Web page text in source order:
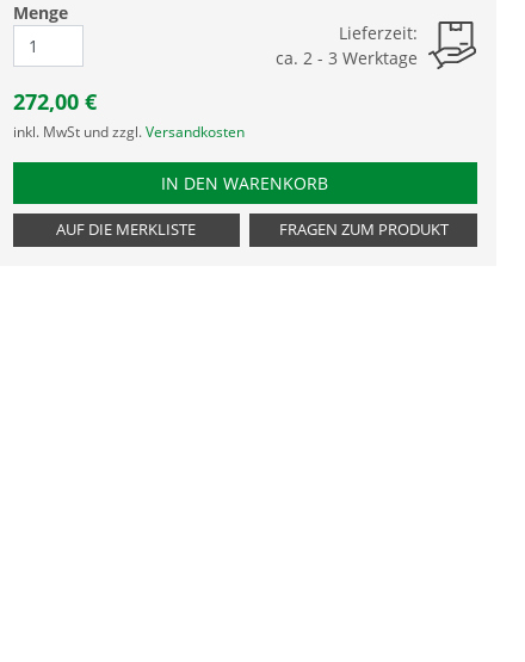
Menge
Lieferzeit:
ca. 2 - 3 Werktage
272,00 €
inkl. MwSt und zzgl. Versandkosten
PRODUKTNUMMER IFBXL11
IN DEN WARENKORB
AUF DIE MERKLISTE FRAGEN ZUM PRODUKT